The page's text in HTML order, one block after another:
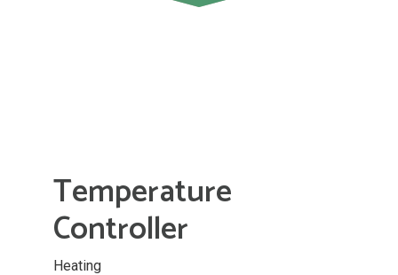
Temperature
Controller
Heating